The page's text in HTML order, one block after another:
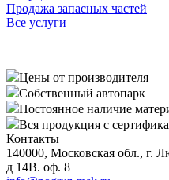
Продажа запасных частей
Все услуги
Цены от производителя
Собственный автопарк
Постоянное наличие
Вся продукция с
Контакты
140000, Московская обл., г.
д 14В. оф. 8